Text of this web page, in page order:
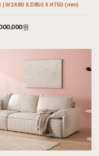
테이블]
치후기입니다
설치후기입니다
파 풀오일머드]
치후기입니다
/테이블]
설치후기입니다
장]
설치후기입니다
| W2480 X D850 X H750 (mm)
원